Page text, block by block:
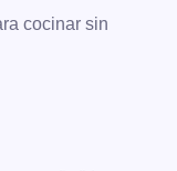
cocinar sin